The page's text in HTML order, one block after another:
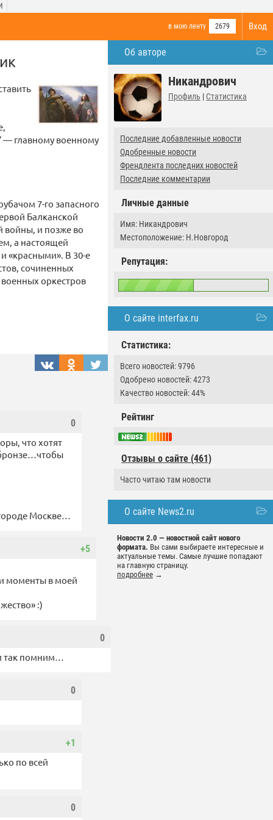
Вход
в мою ленту 2679
Об авторе
Никандрович
Профиль | Статистика
Последние добавленные новости
Одобренные новости
Френдлента последних новостей
Последние комментарии
Личные данные
Имя: Никандрович
Местоположение: Н.Новгород
Репутация:
О сайте interfax.ru
Статистика:
Всего новостей: 9796
Одобрено новостей: 4273
Качество новостей: 44%
Рейтинг
Отзывы о сайте (461)
Часто читаю там новости
О сайте News2.ru
Новости 2.0 — новостной сайт нового
формата. Вы сами выбираете интересные и
актуальные темы. Самые лучшие попадают
на главную страницу.
подробнее →
— главному военному
7-го запасного
Балканской
и позже во
а настоящей
«красными». В 30-е
сочиненных
оркестров
0
что хотят
Москве…
+5
моменты в моей
:)
0
так помним…
0
+1
по всей
0